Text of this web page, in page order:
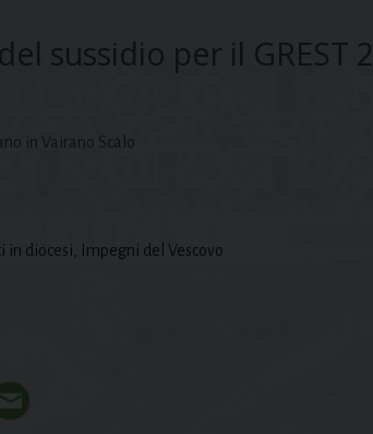
sussidio per il GREST
in Vairano Scalo
in diocesi, Impegni del Vescovo